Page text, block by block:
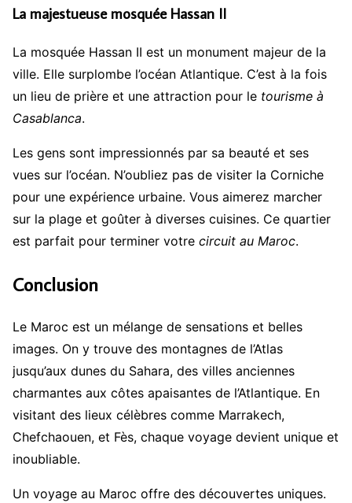
La majestueuse mosquée Hassan II
La mosquée Hassan II est un monument majeur de la
ville. Elle surplombe l’océan Atlantique. C’est à la fois
un lieu de prière et une attraction pour le tourisme à
Casablanca.
Les gens sont impressionnés par sa beauté et ses
vues sur l’océan. N’oubliez pas de visiter la Corniche
pour une expérience urbaine. Vous aimerez marcher
sur la plage et goûter à diverses cuisines. Ce quartier
est parfait pour terminer votre circuit au Maroc.
Conclusion
Le Maroc est un mélange de sensations et belles
images. On y trouve des montagnes de l’Atlas
jusqu’aux dunes du Sahara, des villes anciennes
charmantes aux côtes apaisantes de l’Atlantique. En
visitant des lieux célèbres comme Marrakech,
Chefchaouen, et Fès, chaque voyage devient unique et
inoubliable.
Un voyage au Maroc offre des découvertes uniques.